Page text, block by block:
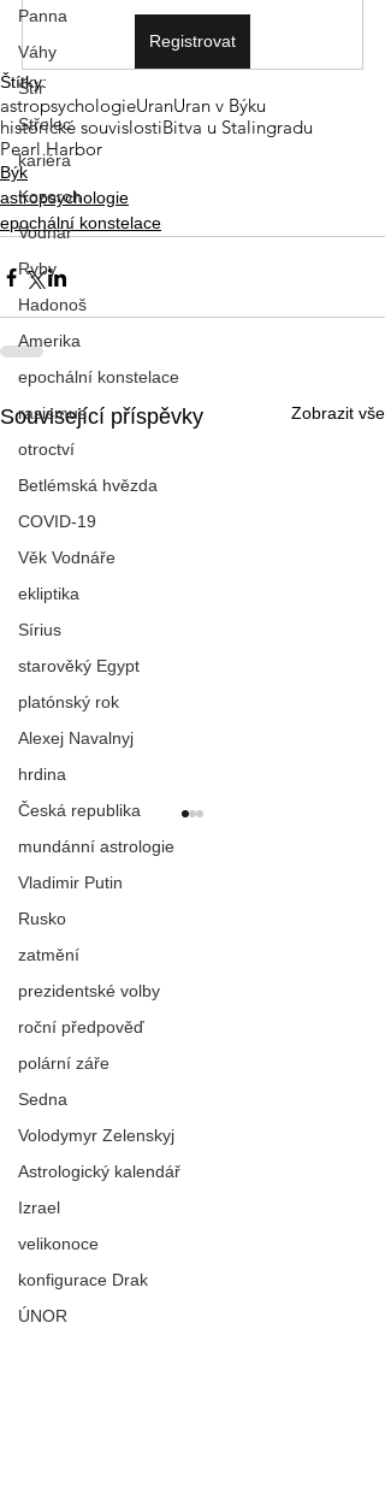
Panna
Váhy
Štír
Střelec
kariéra
Kozoroh
Vodnář
Ryby
Hadonoš
Amerika
epochální konstelace
rasismus
otroctví
Betlémská hvězda
COVID-19
Věk Vodnáře
ekliptika
Sírius
starověký Egypt
platónský rok
Alexej Navalnyj
hrdina
Česká republika
mundánní astrologie
Vladimir Putin
Rusko
zatmění
prezidentské volby
roční předpověď
polární záře
Sedna
Volodymyr Zelenskyj
Astrologický kalendář
Izrael
velikonoce
konfigurace Drak
ÚNOR
Registrovat
Štítky:
astropsychologieUranUran v Býku
historické souvislostiBitva u Stalingradu
Pearl Harbor
Býk
astropsychologie
epochální konstelace
Související příspěvky Zobrazit vše
DOBYTÍ NEBES